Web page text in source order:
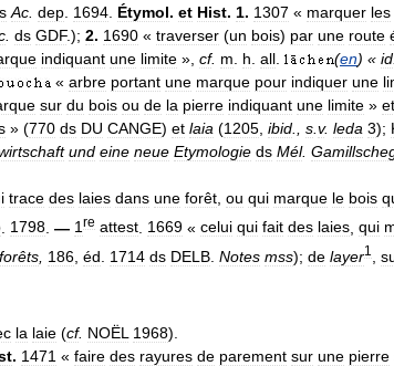
Ac dep 1694 Étymol. et Hist. 1. 1307 « marquer les
ds GDF.); 2. 1690 « traverser (un bois) par une route
indiquant une limite », cf. m h all (en) « id
« arbre portant une marque pour indiquer une
sur du bois ou de la pierre indiquant une limite » et
» (770 ds DU CANGE) et laia (1205 ibid s v. leda 3);
und eine neue Etymologie ds Mél.
trace des laies dans une forêt ou qui marque le bois
1798 — 1re attest 1669 « celui qui fait des laies qui
forêts 186 éd 1714 ds DELB Notes mss); de layer1
la laie (cf. NOËL 1968).
. 1471 « faire des rayures de parement sur une pierre